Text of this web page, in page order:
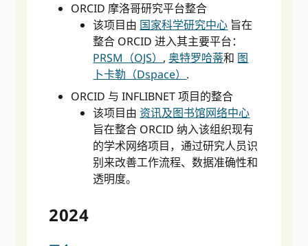
ORCID 摩洛哥研究平台整合
该项目由 国家科学研究中心 旨在
整合 ORCID 进入其主要平台：
PRSM（OJS） ,奥特罗哈蒂和 图
卜卡勒（Dspace） .
ORCID 与 INFLIBNET 项目的整合
该项目由 资讯及图书馆网络中心
旨在整合 ORCID 纳入该组织现有
的学术网络项目，通过研究人员识
别来改善工作流程、数据准确性和
透明度。
2024